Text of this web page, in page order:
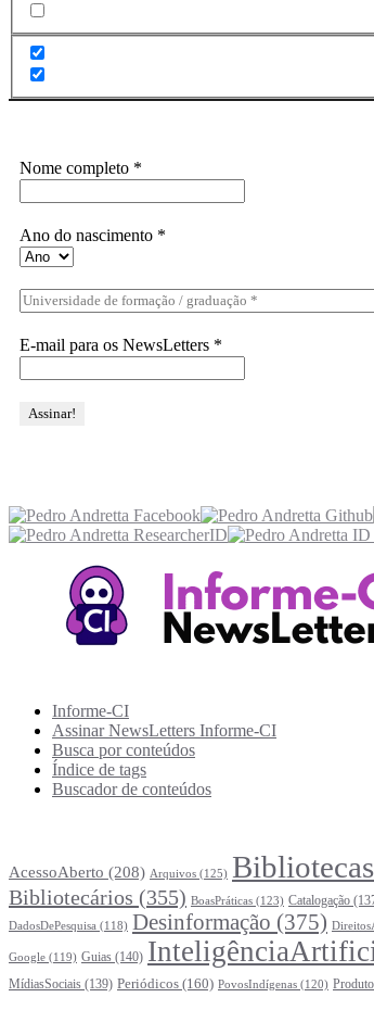
Nome completo *
Ano do nascimento *
E-mail para os NewsLetters *
Informe-CI
Assinar NewsLetters Informe-CI
Busca por conteúdos
Índice de tags
Buscador de conteúdos
AcessoAberto (208) Arquivos (125) Bibliotecas
Bibliotecários (355) BoasPráticas (123) Catalogação
DadosDePesquisa (118) Desinformação (375)
Google (119) Guias (140)
MídiasSociais (139) Periódicos (160) PovosIndígenas (120)